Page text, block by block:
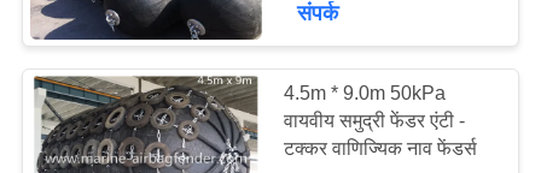
संपर्क
4.5m * 9.0m 50kPa
वायवीय समुद्री फेंडर एंटी -
टक्कर वाणिज्यिक नाव फेंडर्स